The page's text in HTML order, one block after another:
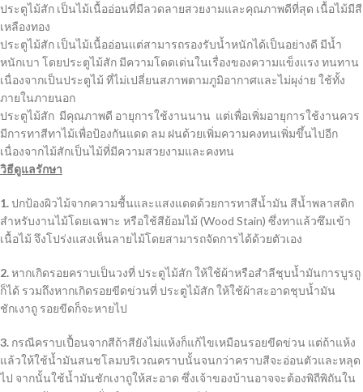
ประตูไม้สัก เป็นไม้เนื้ออ่อนที่มีลวดลายสวยงามและคุณภาพดีที่สุด เนื้อไม้มีสี
เหลืองทอง
ประตูไม้สัก เป็นไม้เนื้ออ่อนแต่สามารถรองรับน้ำหนักได้เป็นอย่างดี มีน้ำ
หนักเบา โดยประตูไม้สัก มีความโดดเด่นในเรื่องของความแข็งแรง ทนทาน
เนื่องจากเป็นประตูไม้ ที่ไม่เปลี่ยนสภาพตามภูมิอากาศและไม่ผุง่าย ใช้ทั้ง
ภายในภายนอก
ประตูไม้สัก มีคุณภาพดี อายุการใช้งานนาน แต่เพื่อเพิ่มอายุการใช้งานควร
มีการทาสีทาไม้เพื่อป้องกันแดด ลม ฝนด้วยเพิ่มความคงทนเพิ่มขึ้นไปอีก
เนื่องจากไม้สักเป็นไม้ที่มีความสวยงามและคงทน
วิธีดูแลรักษา
1.ปกป้องผิวไม้จากความชื้นและแสงแดดด้วยการทาสีน้ำมัน สีน้ำพลาสติก
สำหรับงานไม้โดยเฉพาะ หรือใช้สีย้อมไม้ (Wood Stain) ซึ่งทาแล้วซึมเข้า
เนื้อไม้ จึงโปร่งแสงเห็นลายไม้โดยสามารถจัดการได้ด้วยตัวเอง
2.หากเกิดรอยคราบเป็นวงที่ ประตูไม้สัก ให้ใช้ผ้าหรือสำลีชุบน้ำมันการบูรถู
ก็ได้ รวมถึงหากเกิดรอยขีดข่วนที่ ประตูไม้สัก ให้ใช้ผ้าสะอาดชุบน้ำมัน
ชักเงาถู รอยขีดก็จะหายไป
3. กรณีคราบเปื้อนจากสีถ้าสียังไม่แห้งก็แก้ไขเหมือนรอยขีดข่วน แต่ถ้าแห้ง
แล้วให้ใช้น้ำมันสนชโลมบริเวณคราบนั้นจนกว่าคราบสีจะอ่อนตัวและหลุด
ไป จากนั้นใช้น้ำมันชักเงาถูให้สะอาด ซึ่งเจ้าของบ้านอาจจะต้องพิถีพิถันใน